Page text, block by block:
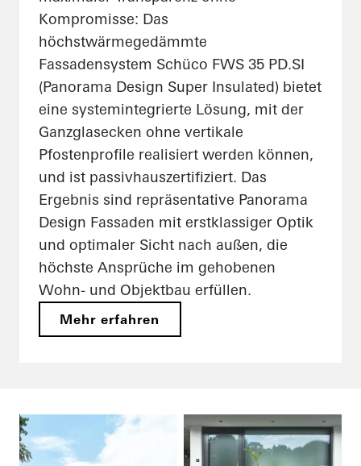
Kompromisse: Das
höchstwärmegedämmte
Fassadensystem Schüco FWS 35 PD.SI
(Panorama Design Super Insulated) bietet
eine systemintegrierte Lösung, mit der
Ganzglasecken ohne vertikale
Pfostenprofile realisiert werden können,
und ist passivhauszertifiziert. Das
Ergebnis sind repräsentative Panorama
Design Fassaden mit erstklassiger Optik
und optimaler Sicht nach außen, die
höchste Ansprüche im gehobenen
Wohn- und Objektbau erfüllen.
Mehr erfahren